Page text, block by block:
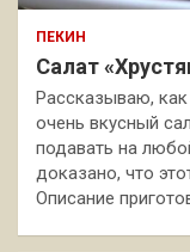
ПЕКИН
Салат
Рассказываю,
очень вкусный
подавать на
доказано, что
Описание